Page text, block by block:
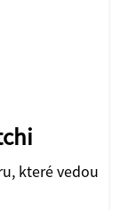
které vedou